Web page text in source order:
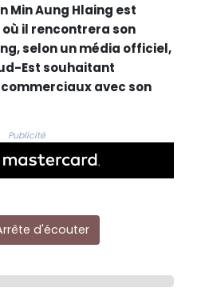
Min Aung Hlaing est
il rencontrera son
selon un média officiel,
Est souhaitant
avec son
Publicité
d'écouter